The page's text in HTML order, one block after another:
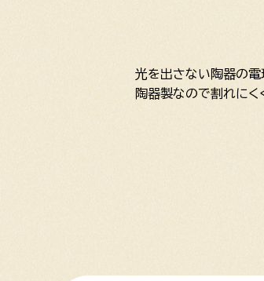
光を出さない陶器の電
陶器製なので割れにく